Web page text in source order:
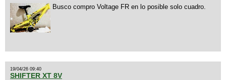
Busco compro Voltage FR en lo posible solo cuadro.
19/04/26 09:40
SHIFTER XT 8V